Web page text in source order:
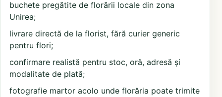
buchete pregătite de florării locale din zona
Unirea;
livrare directă de la florist, fără curier generic
pentru flori;
confirmare realistă pentru stoc, oră, adresă și
modalitate de plată;
fotografie martor acolo unde florăria poate trimite